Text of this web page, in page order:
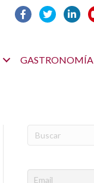
GASTRONOMÍA